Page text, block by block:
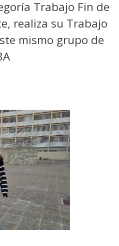
Trabajo Fin de
realiza su Trabajo
mismo grupo de